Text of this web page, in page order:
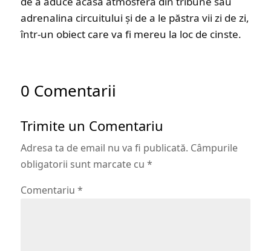
adrenalina circuitului și de a le păstra vii zi de zi,
într-un obiect care va fi mereu la loc de cinste.
0 Comentarii
Trimite un Comentariu
Adresa ta de email nu va fi publicată. Câmpurile
obligatorii sunt marcate cu *
Comentariu *